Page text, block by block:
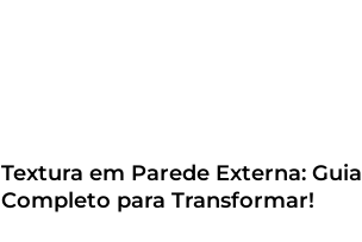
Textura em Parede Externa: Guia
Completo para Transformar!